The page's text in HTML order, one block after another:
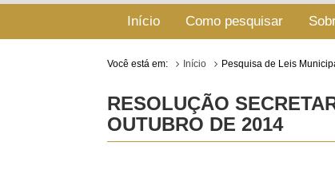
Início Como pesquisar
Você está em: Início Pesquisa de Leis
RESOLUÇÃO
OUTUBRO DE 2014